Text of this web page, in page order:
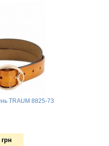
TRAUM 8825-73
грн